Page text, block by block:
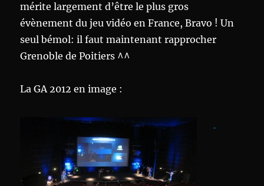
mérite largement d’être le plus gros
évènement du jeu vidéo en France, Bravo ! Un
seul bémol: il faut maintenant rapprocher
Grenoble de Poitiers ^^
La GA 2012 en image :